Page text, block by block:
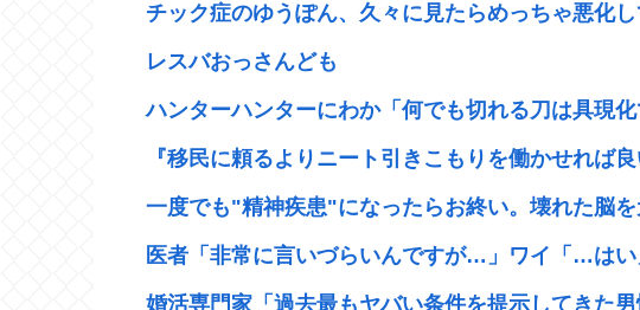
チック症のゆうぽん、久々に見たらめっちゃ悪化
レスバおっさんども
ハンターハンターにわか「何でも切れる刀は具現
『移民に頼るよりニート引きこもりを働かせれば
一度でも"精神疾患"になったらお終い。壊れた脳
医者「非常に言いづらいんですが…」ワイ「…はい
婚活専門家「過去最もヤバい条件を提示してきた